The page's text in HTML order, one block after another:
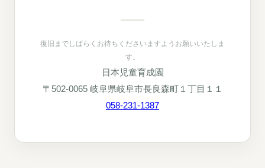
復旧までしばらくお待ちくださいますようお願いいたしま
す。
日本児童育成園
〒502-0065 岐阜県岐阜市長良森町１丁目１１
058-231-1387